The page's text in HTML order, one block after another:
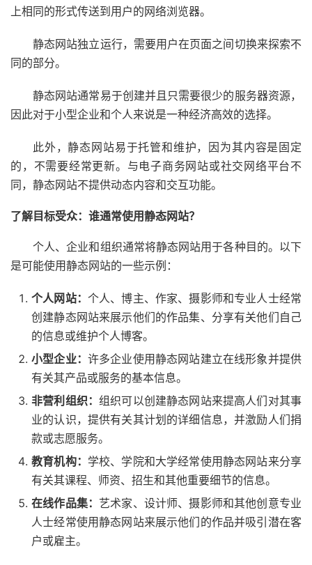
上相同的形式传送到用户的网络浏览器。
静态网站独立运行，需要用户在页面之间切换来探索不
同的部分。
静态网站通常易于创建并且只需要很少的服务器资源，
因此对于小型企业和个人来说是一种经济高效的选择。
此外，静态网站易于托管和维护，因为其内容是固定
的，不需要经常更新。与电子商务网站或社交网络平台不
同，静态网站不提供动态内容和交互功能。
了解目标受众：谁通常使用静态网站？
个人、企业和组织通常将静态网站用于各种目的。以下
是可能使用静态网站的一些示例：
个人网站： 个人、博主、作家、摄影师和专业人士经常
创建静态网站来展示他们的作品集、分享有关他们自己
的信息或维护个人博客。
小型企业： 许多企业使用静态网站建立在线形象并提供
有关其产品或服务的基本信息。
非营利组织：组织可以创建静态网站来提高人们对其事
业的认识，提供有关其计划的详细信息，并激励人们捐
款或志愿服务。
教育机构： 学校、学院和大学经常使用静态网站来分享
有关其课程、师资、招生和其他重要细节的信息。
在线作品集： 艺术家、设计师、摄影师和其他创意专业
人士经常使用静态网站来展示他们的作品并吸引潜在客
户或雇主。